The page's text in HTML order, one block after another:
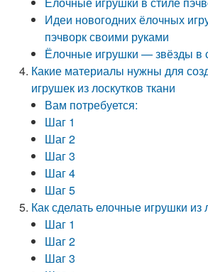
Идеи новогодних ёлочных
пэчворк своими руками
Ёлочные игрушки — звёзды в
Какие материалы нужны для
игрушек из лоскутков ткани
Вам потребуется:
Шаг 1
Шаг 2
Шаг 3
Шаг 4
Шаг 5
Как сделать елочные игрушки из
Шаг 1
Шаг 2
Шаг 3